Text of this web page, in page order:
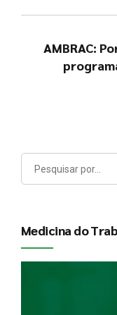
AMBRAC:
Medicina do